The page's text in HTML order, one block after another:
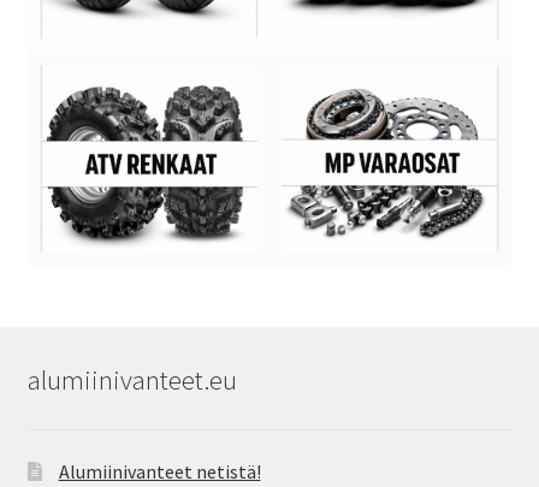
alumiinivanteet.eu
Alumiinivanteet netistä!